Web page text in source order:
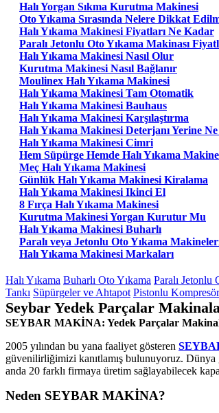
Halı Yorgan Sıkma Kurutma Makinesi
Oto Yıkama Sırasında Nelere Dikkat
Halı Yıkama Makinesi Fiyatları Ne Kadar
Paralı Jetonlu Oto Yıkama Makinası
Halı Yıkama Makinesi Nasıl Olur
Kurutma Makinesi Nasıl Bağlanır
Moulinex Halı Yıkama Makinesi
Halı Yıkama Makinesi Tam Otomatik
Halı Yıkama Makinesi Bauhaus
Halı Yıkama Makinesi Karşılaştırma
Halı Yıkama Makinesi Deterjanı Yerine
Halı Yıkama Makinesi Cimri
Hem Süpürge Hemde Halı Yıkama
Meç Halı Yıkama Makinesi
Günlük Halı Yıkama Makinesi Kiralama
Halı Yıkama Makinesi Ikinci El
8 Fırça Halı Yıkama Makinesi
Kurutma Makinesi Yorgan Kurutur Mu
Halı Yıkama Makinesi Buharlı
Paralı veya Jetonlu Oto Yıkama Makineleri
Halı Yıkama Makinesi Markaları
Halı Yıkama Buharlı Oto Yıkama Paralı Jetonlu
Tankı Süpürgeler ve Ahtapot Pistonlu Kompresör
Seybar Yedek Parçalar
SEYBAR MAKİNA: Yedek Parçalar
2005 yılından bu yana faaliyet gösteren
güvenilirliğimizi kanıtlamış bulunuyoruz. Dünya
anda 20 farklı firmaya üretim sağlayabilecek
Neden SEYBAR MAKİNA?